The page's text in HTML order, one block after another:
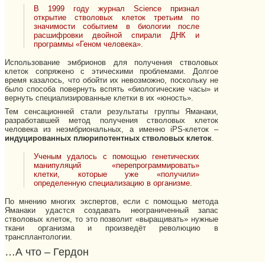
В 1999 году журнал Science признал
открытие стволовых клеток третьим по
значимости событием в биологии после
расшифровки двойной спирали ДНК и
программы «Геном человека».
Использование эмбрионов для получения стволовых
клеток сопряжено с этическими проблемами. Долгое
время казалось, что обойти их невозможно, поскольку не
было способа повернуть вспять «биологические часы» и
вернуть специализированные клетки в их «юность».
Тем сенсационней стали результаты группы Яманаки,
разработавшей метод получения стволовых клеток
человека из неэмбриональных, а именно iPS-клеток –
индуцированных плюрипотентных стволовых клеток
Ученым удалось с помощью генетических
манипуляций «перепрограммировать»
клетки, которые уже «получили»
определенную специализацию в организме.
По мнению многих экспертов, если с помощью метода
Яманаки удастся создавать неограниченный запас
стволовых клеток, то это позволит «выращивать» нужные
ткани организма и произведёт революцию в
трансплантологии.
…А что – Гердон